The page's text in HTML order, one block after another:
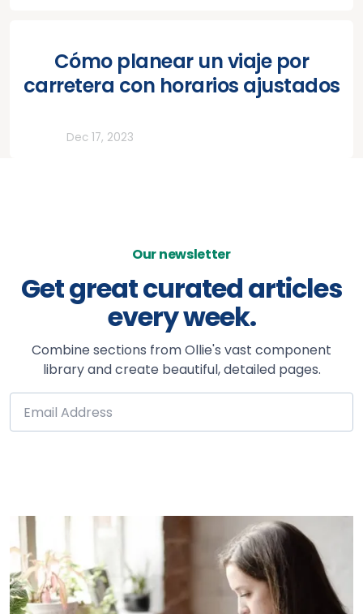
Cómo planear un viaje por
carretera con horarios ajustados
Dec 17, 2023
Our newsletter
Get great curated articles
every week.
Combine sections from Ollie's vast component
library and create beautiful, detailed pages.